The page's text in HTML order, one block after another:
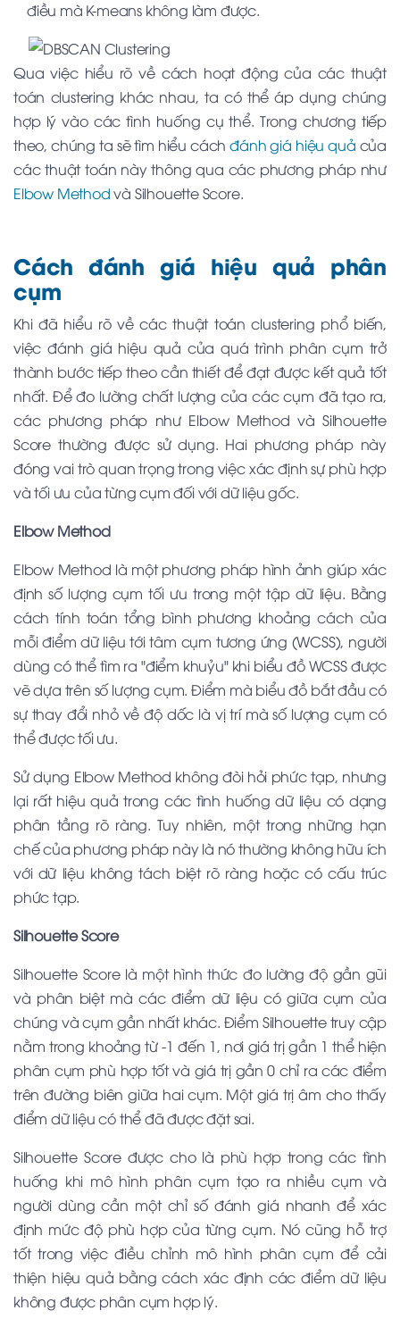
điều mà K-means không làm được.
Qua việc hiểu rõ về cách hoạt động của các thuật
toán clustering khác nhau, ta có thể áp dụng chúng
hợp lý vào các tình huống cụ thể. Trong chương tiếp
theo, chúng ta sẽ tìm hiểu cáchđánh giá hiệu quả của
các thuật toán này thông qua các phương pháp như
Elbow Methodvà Silhouette Score.
Cách đánh giá hiệu quả phân
cụm
Khi đã hiểu rõ về các thuật toán clustering phổ biến,
việc đánh giá hiệu quả của quá trình phân cụm trở
thành bước tiếp theo cần thiết để đạt được kết quả tốt
nhất. Để đo lường chất lượng của các cụm đã tạo ra,
các phương pháp như Elbow Method và Silhouette
Score thường được sử dụng. Hai phương pháp này
đóng vai trò quan trọng trong việc xác định sự phù hợp
và tối ưu của từng cụm đối với dữ liệu gốc.
Elbow Method
Elbow Method là một phương pháp hình ảnh giúp xác
định số lượng cụm tối ưu trong một tập dữ liệu. Bằng
cách tính toán tổng bình phương khoảng cách của
mỗi điểm dữ liệu tới tâm cụm tương ứng (WCSS), người
dùng có thể tìm ra "điểm khuỷu" khi biểu đồ WCSS được
vẽ dựa trên số lượng cụm. Điểm mà biểu đồ bắt đầu có
sự thay đổi nhỏ về độ dốc là vị trí mà số lượng cụm có
thể được tối ưu.
Sử dụng Elbow Method không đòi hỏi phức tạp, nhưng
lại rất hiệu quả trong các tình huống dữ liệu có dạng
phân tầng rõ ràng. Tuy nhiên, một trong những hạn
chế của phương pháp này là nó thường không hữu ích
với dữ liệu không tách biệt rõ ràng hoặc có cấu trúc
phức tạp.
Silhouette Score
Silhouette Score là một hình thức đo lường độ gần gũi
và phân biệt mà các điểm dữ liệu có giữa cụm của
chúng và cụm gần nhất khác. Điểm Silhouette truy cập
nằm trong khoảng từ -1 đến 1, nơi giá trị gần 1 thể hiện
phân cụm phù hợp tốt và giá trị gần 0 chỉ ra các điểm
trên đường biên giữa hai cụm. Một giá trị âm cho thấy
điểm dữ liệu có thể đã được đặt sai.
Silhouette Score được cho là phù hợp trong các tình
huống khi mô hình phân cụm tạo ra nhiều cụm và
người dùng cần một chỉ số đánh giá nhanh để xác
định mức độ phù hợp của từng cụm. Nó cũng hỗ trợ
tốt trong việc điều chỉnh mô hình phân cụm để cải
thiện hiệu quả bằng cách xác định các điểm dữ liệu
không được phân cụm hợp lý.